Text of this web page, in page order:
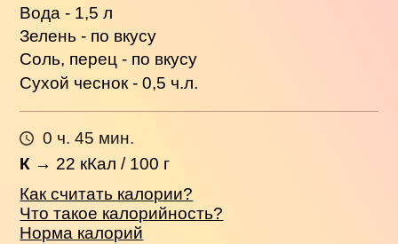
Вода - 1,5 л
Зелень - по вкусу
Соль, перец - по вкусу
Сухой чеснок - 0,5 ч.л.
0 ч. 45 мин.
К → 22 кКал / 100 г
Как считать калории?
Что такое калорийность?
Норма калорий